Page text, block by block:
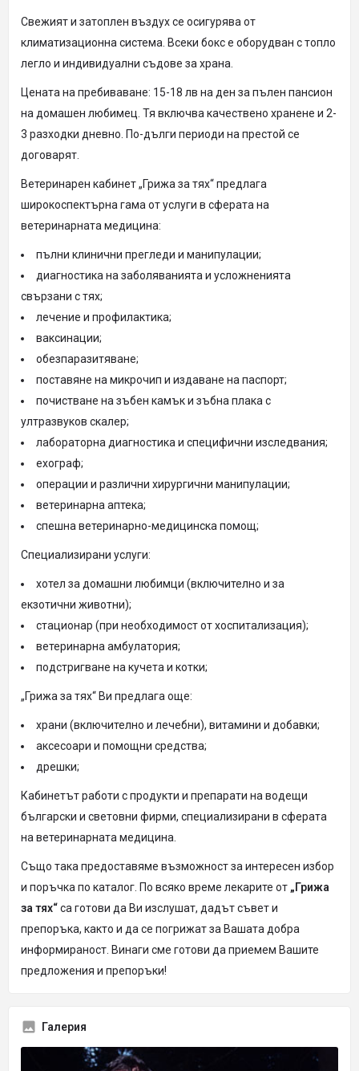
Свежият и затоплен въздух се осигурява от
климатизационна система. Всеки бокс е оборудван с топло
легло и индивидуални съдове за храна.
Цената на пребиваване: 15-18 лв на ден за пълен пансион
на домашен любимец. Тя включва качествено хранене и 2-
3 разходки дневно. По-дълги периоди на престой се
договарят.
Ветеринарен кабинет „Грижа за тях“ предлага
широкоспектърна гама от услуги в сферата на
ветеринарната медицина:
пълни клинични прегледи и манипулации;
диагностика на заболяванията и усложненията
свързани с тях;
лечение и профилактика;
ваксинации;
обезпаразитяване;
поставяне на микрочип и издаване на паспорт;
почистване на зъбен камък и зъбна плака с
ултразвуков скалер;
лабораторна диагностика и специфични изследвания;
ехограф;
операции и различни хирургични манипулации;
ветеринарна аптека;
спешна ветеринарно-медицинска помощ;
Специализирани услуги:
хотел за домашни любимци (включително и за
екзотични животни);
стационар (при необходимост от хоспитализация);
ветеринарна амбулатория;
подстригване на кучета и котки;
„Грижа за тях“ Ви предлага още:
храни (включително и лечебни), витамини и добавки;
аксесоари и помощни средства;
дрешки;
Кабинетът работи с продукти и препарати на водещи
български и световни фирми, специализирани в сферата
на ветеринарната медицина.
Също така предоставяме възможност за интересен избор
и поръчка по каталог. По всяко време лекарите от „Грижа
за тях“са готови да Ви изслушат, дадът съвет и
препоръка, както и да се погрижат за Вашата добра
информираност. Винаги сме готови да приемем Вашите
предложения и препоръки!
Галерия